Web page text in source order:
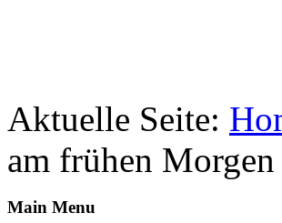
Aktuelle Seite:
am frühen Morgen
Main Menu